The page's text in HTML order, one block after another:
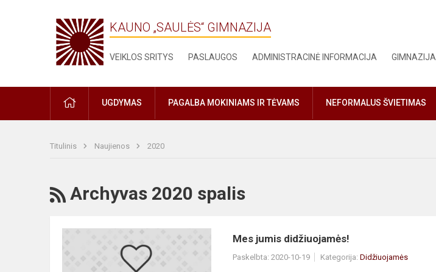
KAUNO „SAULĖS“ GIMNAZIJA
VEIKLOS SRITYS PASLAUGOS ADMINISTRACINĖ INFORMACIJA GIMNAZIJA
PRADŽIAUGDYMAS PAGALBA MOKINIAMS IR TĖVAMS NEFORMALUS ŠVIETIMAS
Titulinis Naujienos 2020
RSS
Archyvas 2020 spalis
Mes jumis didžiuojamės!
Paskelbta: 2020-10-19 Kategorija: Didžiuojamės